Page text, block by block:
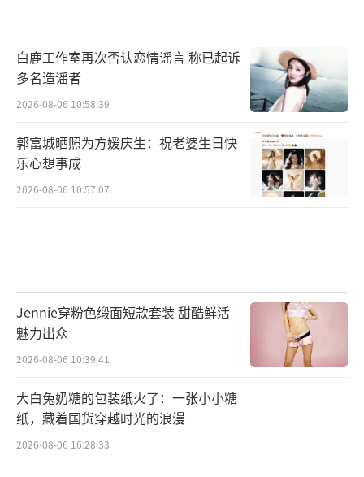
白鹿工作室再次否认恋情谣言 称已起诉
多名造谣者
2026-08-06 10:58:39
郭富城晒照为方媛庆生：祝老婆生日快
乐心想事成
2026-08-06 10:57:07
Jennie穿粉色缎面短款套装 甜酷鲜活
魅力出众
2026-08-06 10:39:41
大白兔奶糖的包装纸火了：一张小小糖
纸，藏着国货穿越时光的浪漫
2026-08-06 16:28:33